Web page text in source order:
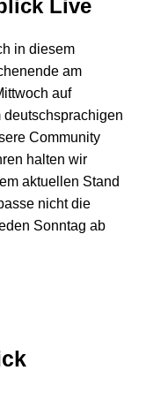
Live
in diesem
am
auf
deutschsprachigen
Community
halten wir
aktuellen Stand
nicht die
Sonntag ab